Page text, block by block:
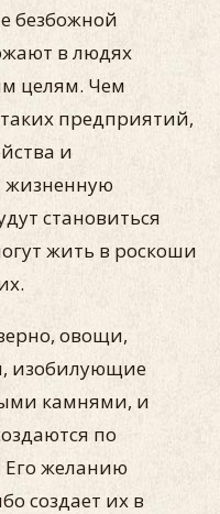
безбожной
в людях
целям. Чем
предприятий,
и
становиться
жить в роскоши
овощи,
изобилующие
камнями, и
по
Его желанию
создает их в